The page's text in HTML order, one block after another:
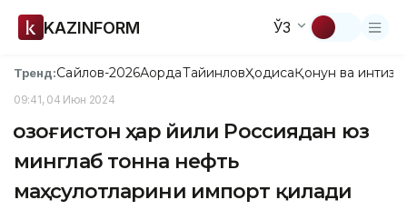
KAZINFORM ЎЗ
Тренд:Сайлов-2026АқордаТайинловҲодисаҚонун ва
09:41, 04 Июн 2024
Қозоғистон ҳар йили Россиядан юз
минглаб тонна нефть
маҳсулотларини импорт қилади